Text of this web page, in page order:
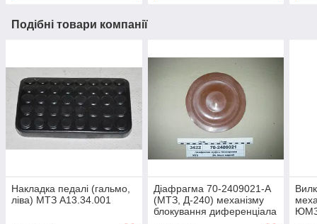
Подібні товари компанії
Накладка педалі (гальмо,
ліва) МТЗ А13.34.001
Діафрагма 70-2409021-А
(МТЗ, Д-240) механізму
блокування диференціала
ЮМЗ